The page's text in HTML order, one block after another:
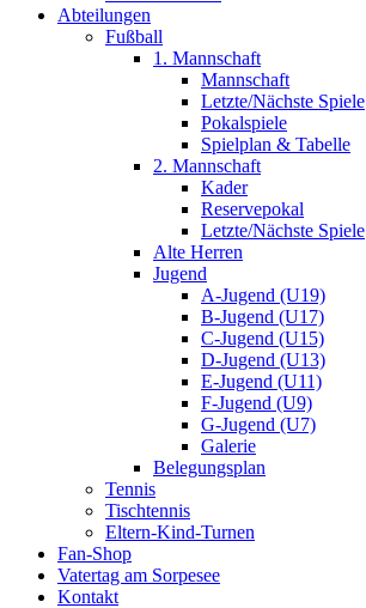
Abteilungen
Fußball
1. Mannschaft
Mannschaft
Letzte/Nächste Spiele
Pokalspiele
Spielplan & Tabelle
2. Mannschaft
Kader
Reservepokal
Letzte/Nächste Spiele
Alte Herren
Jugend
A-Jugend (U19)
B-Jugend (U17)
C-Jugend (U15)
D-Jugend (U13)
E-Jugend (U11)
F-Jugend (U9)
G-Jugend (U7)
Galerie
Belegungsplan
Tennis
Tischtennis
Eltern-Kind-Turnen
Fan-Shop
Vatertag am Sorpesee
Kontakt